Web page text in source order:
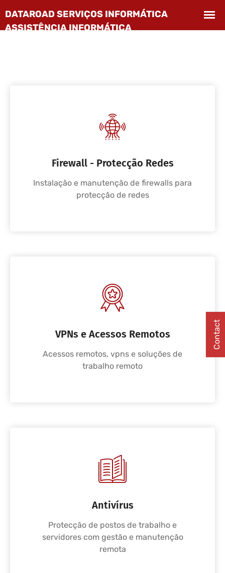
Firewall - Protecção Redes
Instalação e manutenção de firewalls para
protecção de redes
VPNs e Acessos Remotos
Acessos remotos, vpns e soluções de
trabalho remoto
Antivírus
Protecção de postos de trabalho e
servidores com gestão e manutenção
remota
Contact